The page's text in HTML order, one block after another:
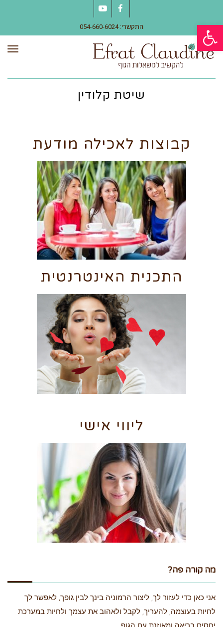
פתח סרגל נגישות
Facebook
YouTube
התקשרי: 054-660-6024
שיטת קלודין
קבוצות לאכילה מודעת
התכנית האינטרנטית
ליווי אישי
מה קורה פה?
אני כאן כדי לעזור לך, ליצור הרמוניה בינך לבין גופך, לאפשר לך
לחיות בעוצמה, להעריך, לקבל ולאהוב את עצמך ולחיות במערכת